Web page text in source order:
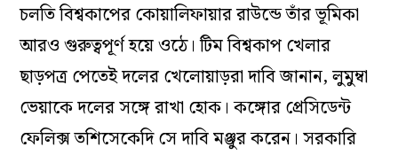
চলতি বিশ্বকাপের কোয়ালিফায়ার রাউন্ডে তাঁর ভূমিকা
আরও গুরুত্বপূর্ণ হয়ে ওঠে। টিম বিশ্বকাপ খেলার
ছাড়পত্র পেতেই দলের খেলোয়াড়রা দাবি জানান, লুমুম্বা
ভেয়াকে দলের সঙ্গে রাখা হোক। কঙ্গোর প্রেসিডেন্ট
ফেলিক্স তশিসেকেদি সে দাবি মঞ্জুর করেন। সরকারি